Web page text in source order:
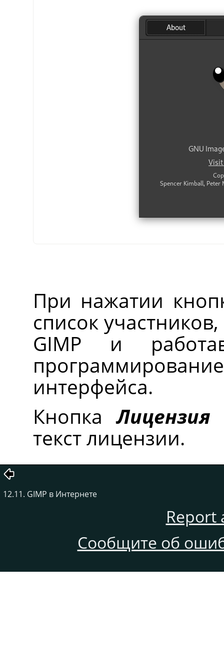
При нажатии
список
GIMP и
интерфейса.
КнопкаЛицензия
текст лицензии.
12.11. GIMP в Интернете
Report
Сообщите об